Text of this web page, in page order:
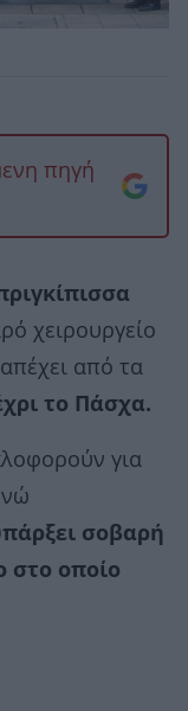
πηγή
χειρουργείο
από τα
το Πάσχα.
για
σοβαρή
στο οποίο